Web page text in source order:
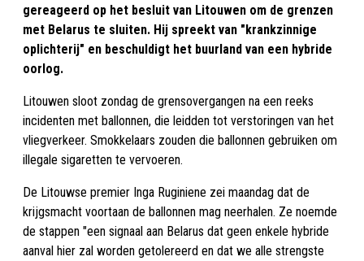
gereageerd op het besluit van Litouwen om de grenzen
met Belarus te sluiten. Hij spreekt van "krankzinnige
oplichterij" en beschuldigt het buurland van een hybride
oorlog.
Litouwen sloot zondag de grensovergangen na een reeks
incidenten met ballonnen, die leidden tot verstoringen van het
vliegverkeer. Smokkelaars zouden die ballonnen gebruiken om
illegale sigaretten te vervoeren.
De Litouwse premier Inga Ruginiene zei maandag dat de
krijgsmacht voortaan de ballonnen mag neerhalen. Ze noemde
de stappen "een signaal aan Belarus dat geen enkele hybride
aanval hier zal worden getolereerd en dat we alle strengste